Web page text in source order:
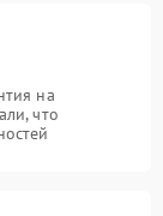
на
что